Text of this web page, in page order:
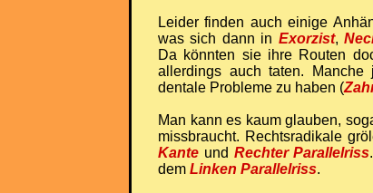
Leider finden auch einige
was sich dann in Exorzist,
Da könnten sie ihre Routen
allerdings auch taten.
dentale Probleme zu haben (
Man kann es kaum glauben,
missbraucht. Rechtsradikale
Kante und Rechter Parallelriss
dem Linken Parallelriss.